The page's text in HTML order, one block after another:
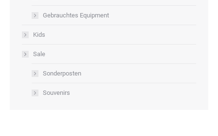
Gebrauchtes Equipment
Kids
Sale
Sonderposten
Souvenirs